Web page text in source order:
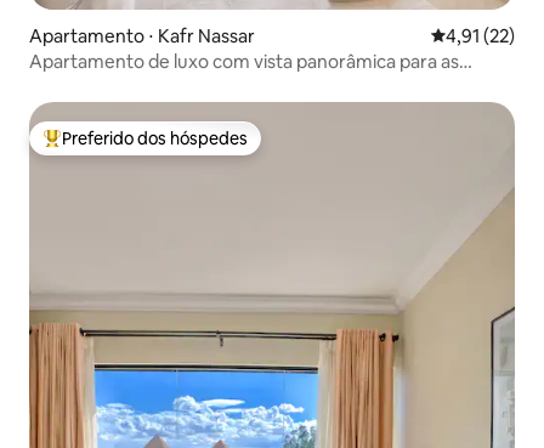
Apartamento ⋅ Kafr Nassar 4,91 de uma
4,91 (22)
Apartamento de luxo com vista panorâmica para as
Entre os melhores preferidos dos hóspedes
Preferido dos hóspedes